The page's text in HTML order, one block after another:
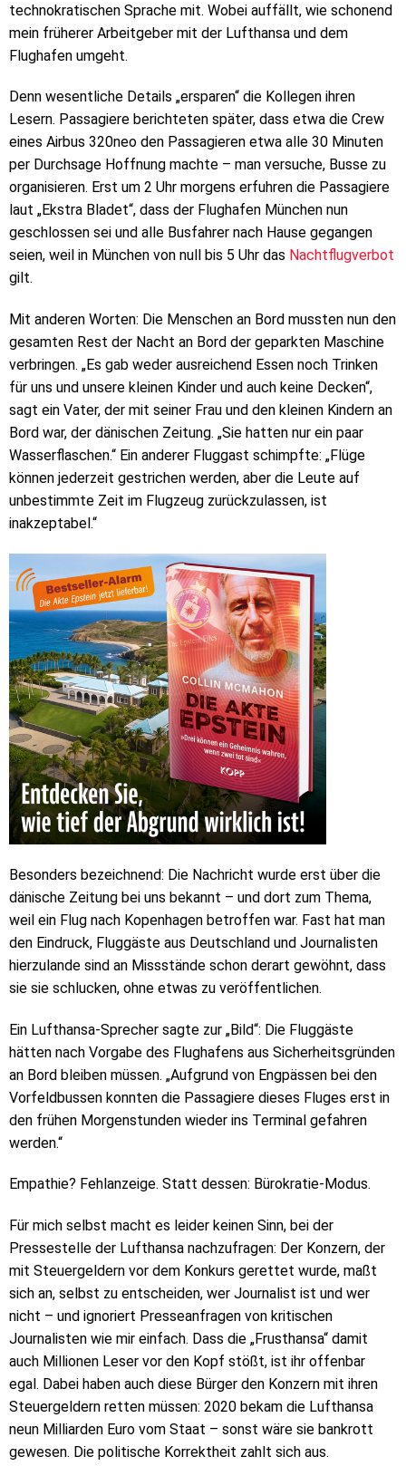
technokratischen Sprache mit. Wobei auffällt, wie schonend
mein früherer Arbeitgeber mit der Lufthansa und dem
Flughafen umgeht.
Denn wesentliche Details „ersparen“ die Kollegen ihren
Lesern. Passagiere berichteten später, dass etwa die Crew
eines Airbus 320neo den Passagieren etwa alle 30 Minuten
per Durchsage Hoffnung machte – man versuche, Busse zu
organisieren. Erst um 2 Uhr morgens erfuhren die Passagiere
laut „Ekstra Bladet“, dass der Flughafen München nun
geschlossen sei und alle Busfahrer nach Hause gegangen
seien, weil in München von null bis 5 Uhr das Nachtflugverbot
gilt.
Mit anderen Worten: Die Menschen an Bord mussten nun den
gesamten Rest der Nacht an Bord der geparkten Maschine
verbringen. „Es gab weder ausreichend Essen noch Trinken
für uns und unsere kleinen Kinder und auch keine Decken“,
sagt ein Vater, der mit seiner Frau und den kleinen Kindern an
Bord war, der dänischen Zeitung. „Sie hatten nur ein paar
Wasserflaschen.“ Ein anderer Fluggast schimpfte: „Flüge
können jederzeit gestrichen werden, aber die Leute auf
unbestimmte Zeit im Flugzeug zurückzulassen, ist
inakzeptabel.“
Besonders bezeichnend: Die Nachricht wurde erst über die
dänische Zeitung bei uns bekannt – und dort zum Thema,
weil ein Flug nach Kopenhagen betroffen war. Fast hat man
den Eindruck, Fluggäste aus Deutschland und Journalisten
hierzulande sind an Missstände schon derart gewöhnt, dass
sie sie schlucken, ohne etwas zu veröffentlichen.
Ein Lufthansa-Sprecher sagte zur „Bild“: Die Fluggäste
hätten nach Vorgabe des Flughafens aus Sicherheitsgründen
an Bord bleiben müssen. „Aufgrund von Engpässen bei den
Vorfeldbussen konnten die Passagiere dieses Fluges erst in
den frühen Morgenstunden wieder ins Terminal gefahren
werden.“
Empathie? Fehlanzeige. Statt dessen: Bürokratie-Modus.
Für mich selbst macht es leider keinen Sinn, bei der
Pressestelle der Lufthansa nachzufragen: Der Konzern, der
mit Steuergeldern vor dem Konkurs gerettet wurde, maßt
sich an, selbst zu entscheiden, wer Journalist ist und wer
nicht – und ignoriert Presseanfragen von kritischen
Journalisten wie mir einfach. Dass die „Frusthansa“ damit
auch Millionen Leser vor den Kopf stößt, ist ihr offenbar
egal. Dabei haben auch diese Bürger den Konzern mit ihren
Steuergeldern retten müssen: 2020 bekam die Lufthansa
neun Milliarden Euro vom Staat – sonst wäre sie bankrott
gewesen. Die politische Korrektheit zahlt sich aus.